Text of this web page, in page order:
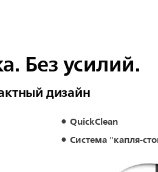
Без усилий.
дизайн
QuickClean
Система "капля-